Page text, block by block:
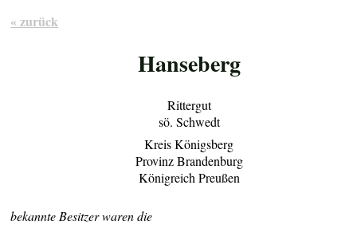
« zurück
Hanseberg
Rittergut
sö. Schwedt
Kreis Königsberg
Provinz Brandenburg
Königreich Preußen
bekannte Besitzer waren die